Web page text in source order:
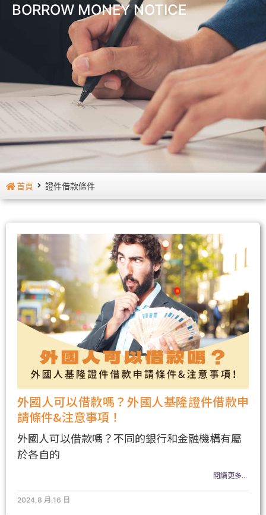
BORROW MONEY NOTICE
首頁 證件借款條件
外國人可以借款嗎？外國人基隆證件借款申
請條件&注意事項！
外國人可以借款嗎？不同的銀行和金融機構有屬
於各自的
閱讀更多...
2024,8 月,16 日